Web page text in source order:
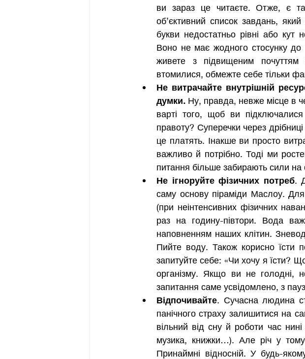
ви зараз це читаєте. Отже, є
об’єктивний список завдань,
букви недостатньо рівні або
Воно не має жодного стосунку до
живете з підвищеним почуттям
втомилися, обмежте себе тільки
Не витрачайте внутрішній
думки. Ну, правда, невже місце в
варті того, щоб ви
правоту? Суперечки через
це платять. Інакше ви просто
важливо й потрібно. Тоді ми
питання більше забирають сили
Не ігноруйте фізичних потреб.
саму основу піраміди Маслоу.
(при неінтенсивних фізичних
раз на годину-півтори. Вода
наповненням наших клітин.
Пийте воду. Також корисно їсти
запитуйте себе: «Чи хочу я їсти?
організму. Якщо ви не голодні,
запитання саме усвідомлено, з
Відпочивайте. Сучасна людина
панічного страху залишитися на
вільний від сну й роботи час
музика, книжки…). Але річ у
Принаймні відносній. У будь-